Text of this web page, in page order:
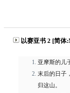
以赛亚书 2 [简体
亚摩斯的儿
末后的日子
归这山。